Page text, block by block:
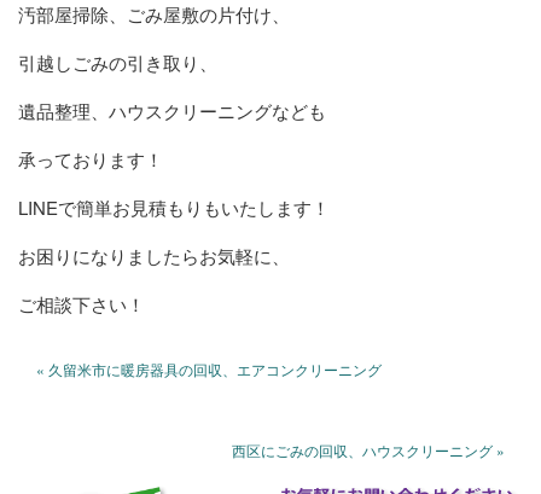
汚部屋掃除、ごみ屋敷の片付け、
引越しごみの引き取り、
遺品整理、ハウスクリーニングなども
承っております！
LINEで簡単お見積もりもいたします！
お困りになりましたらお気軽に、
ご相談下さい！
« 久留米市に暖房器具の回収、エアコンクリーニング
西区にごみの回収、ハウスクリーニング »